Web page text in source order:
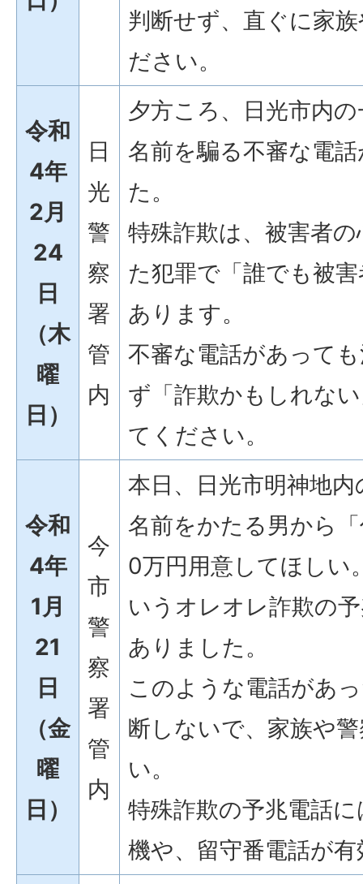
判断せず、直ぐに家
ださい。
令和
4年
2月
24
日
（木
曜
日）
日
光
警
察
署
管
内
夕方ころ、日光市内
名前を騙る不審な電
た。
特殊詐欺は、被害者
た犯罪で「誰でも被
あります。
不審な電話があって
ず「詐欺かもしれな
てください。
令和
4年
1月
21
日
（金
曜
日）
今
市
警
察
署
管
内
本日、日光市明神地
名前をかたる男から
0万円用意してほしい
いうオレオレ詐欺の
ありました。
このような電話があ
断しないで、家族や
い。
特殊詐欺の予兆電話
機や、留守番電話が